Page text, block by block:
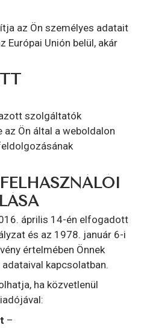
az Ön személyes adatait
Európai Unión belül, akár
szolgáltatók
Ön által a weboldalon
április 14-én elfogadott
és az 1978. január 6-i
értelmében Önnek
kapcsolatban.
ha közvetlenül
–